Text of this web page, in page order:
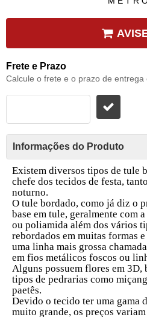
Frete e Prazo
Calcule o frete e o prazo de
Informações do Produto
Existem diversos tipos de tule
chefe dos tecidos de festa,
noturno.
O tule bordado, como já diz o
base em tule, geralmente com
ou poliamida além dos vários
rebordados em muitas formas
uma linha mais grossa
em fios metálicos foscos ou
Alguns possuem flores em 3D,
tipos de pedrarias como
paetês.
Devido o tecido ter uma gama
muito grande, os preços variam